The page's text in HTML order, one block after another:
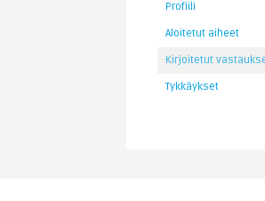
Profiili
Aloitetut aiheet
Kirjoitetut
Tykkäykset